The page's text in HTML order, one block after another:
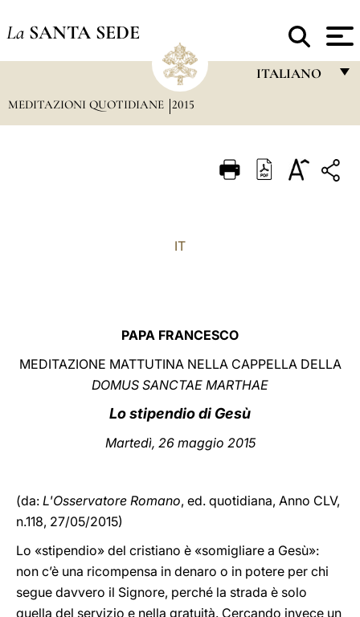
La SANTA SEDE
ITALIANO
ITALIANO
中文
LATINE
MEDITAZIONI QUOTIDIANE 2015
IT
PAPA FRANCESCO
MEDITAZIONE MATTUTINA NELLA CAPPELLA DELLA
DOMUS SANCTAE MARTHAE
Lo stipendio di Gesù
Martedì, 26 maggio 2015
(da: L'Osservatore Romano, ed. quotidiana, Anno CLV,
n.118, 27/05/2015)
Lo «stipendio» del cristiano è «somigliare a Gesù»:
non c’è una ricompensa in denaro o in potere per chi
segue davvero il Signore, perché la strada è solo
quella del servizio e nella gratuità. Cercando invece un